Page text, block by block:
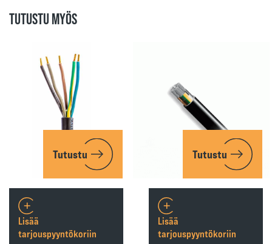
TUTUSTU MYÖS
Tutustu
Lisää
tarjouspyyntökoriin
Tutustu
Lisää
tarjouspyyntökoriin